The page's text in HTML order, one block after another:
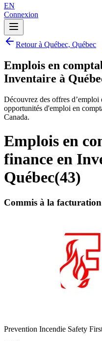
EN
Connexion
Retour à Québec, Québec
Emplois en
Inventaire à
Découvrez des offres
opportunités d'emploi en
Canada.
Emplois en
finance en
Québec(43)
Commis à la facturation
Prevention Incendie Safety